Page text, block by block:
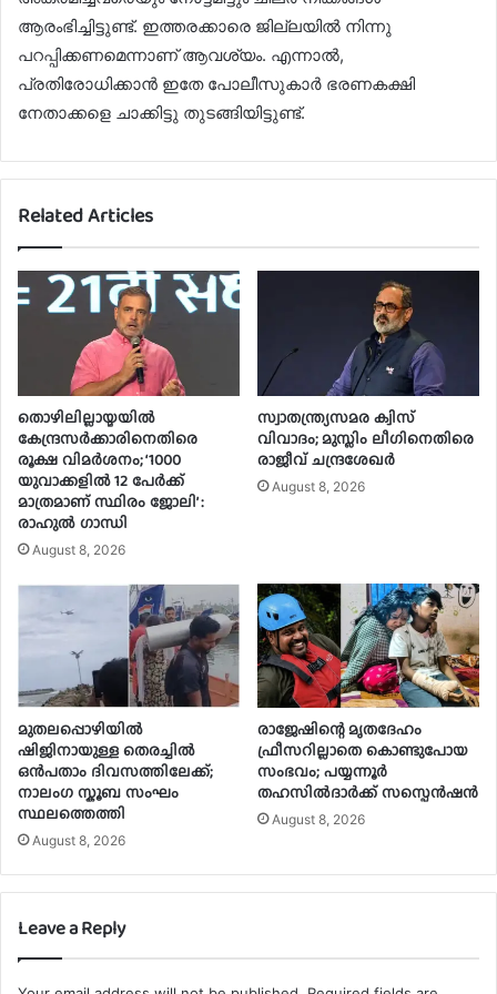
ആരംഭിച്ചിട്ടുണ്ട്. ഇത്തരക്കാരെ ജില്ലയില്‍ നിന്നു
പറപ്പിക്കണമെന്നാണ് ആവശ്യം. എന്നാല്‍,
പ്രതിരോധിക്കാന്‍ ഇതേ പോലീസുകാര്‍ ഭരണകക്ഷി
നേതാക്കളെ ചാക്കിട്ടു തുടങ്ങിയിട്ടുണ്ട്.
Related Articles
തൊഴിലില്ലായ്മയിൽ
കേന്ദ്രസർക്കാരിനെതിരെ
രൂക്ഷ വിമർശനം; ‘1000
യുവാക്കളിൽ 12 പേർക്ക്
മാത്രമാണ് സ്ഥിരം ജോലി’ :
രാഹുൽ ഗാന്ധി
August 8, 2026
സ്വാതന്ത്ര്യസമര ക്വിസ്
വിവാദം; മുസ്ലിം ലീഗിനെതിരെ
രാജീവ് ചന്ദ്രശേഖർ
August 8, 2026
മുതലപ്പൊഴിയിൽ
ഷിജിനായുള്ള തെരച്ചിൽ
ഒൻപതാം ദിവസത്തിലേക്ക്;
നാലംഗ സ്കൂബ സംഘം
സ്ഥലത്തെത്തി
August 8, 2026
രാജേഷിന്റെ മൃതദേഹം
ഫ്രീസറില്ലാതെ കൊണ്ടുപോയ
സംഭവം; പയ്യന്നൂർ
തഹസിൽദാർക്ക് സസ്പെൻഷൻ
August 8, 2026
Leave a Reply